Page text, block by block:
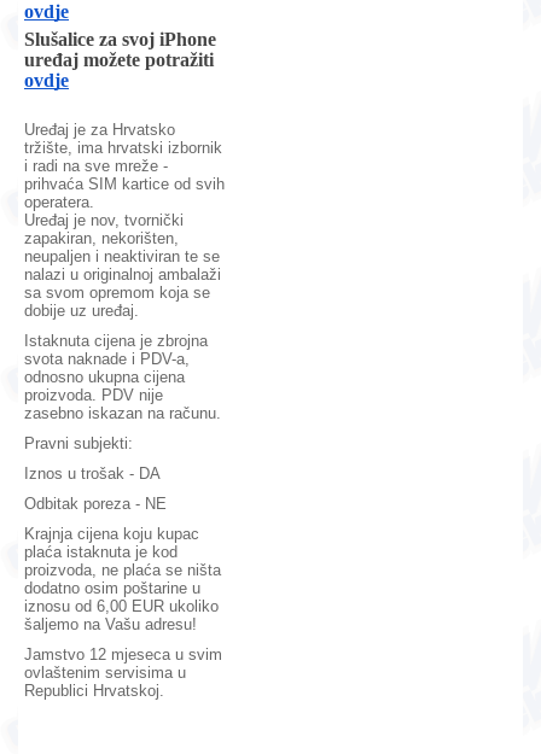
ovdje
Slušalice za svoj iPhone
uređaj možete potražiti
ovdje
Uređaj je za Hrvatsko
tržište, ima hrvatski izbornik
i radi na sve mreže -
prihvaća SIM kartice od svih
operatera.
Uređaj je nov, tvornički
zapakiran, nekorišten,
neupaljen i neaktiviran te se
nalazi u originalnoj ambalaži
sa svom opremom koja se
dobije uz uređaj.
Istaknuta cijena je zbrojna
svota naknade i PDV-a,
odnosno ukupna cijena
proizvoda. PDV nije
zasebno iskazan na računu.
Pravni subjekti:
Iznos u trošak - DA
Odbitak poreza - NE
Krajnja cijena koju kupac
plaća istaknuta je kod
proizvoda, ne plaća se ništa
dodatno osim poštarine u
iznosu od 6,00 EUR ukoliko
šaljemo na Vašu adresu!
Jamstvo 12 mjeseca u svim
ovlaštenim servisima u
Republici Hrvatskoj.